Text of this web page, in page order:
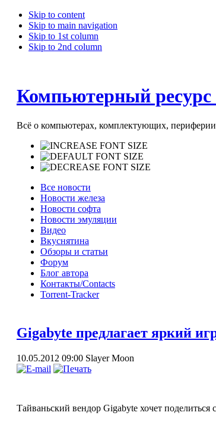
Skip to content
Skip to main navigation
Skip to 1st column
Skip to 2nd column
Компьютерный
Всё о компьютерах, комплектующих,
Все новости
Новости железа
Новости софта
Новости эмуляции
Видео
Вкуснятина
Обзоры и статьи
Форум
Блог автора
Контакты/Contacts
Torrent-Tracker
Gigabyte предлагает яркий
10.05.2012 09:00 Slayer Moon
Тайваньский вендор Gigabyte хочет